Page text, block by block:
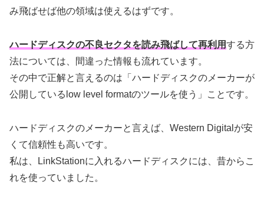
み飛ばせば他の領域は使えるはずです。
ハードディスクの不良セクタを読み飛ばして再利用する方
法については、間違った情報も流れています。
その中で正解と言えるのは「ハードディスクのメーカーが
公開しているlow level formatのツールを使う」ことです。
ハードディスクのメーカーと言えば、Western Digitalが安
くて信頼性も高いです。
私は、LinkStationに入れるハードディスクには、昔からこ
れを使っていました。